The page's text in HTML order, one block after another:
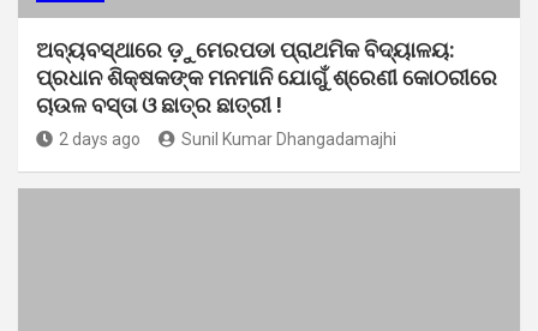
ଅବ୍ୟବସ୍ଥାରେ ଡ଼ୁମେରପଡା ପ୍ରାଥମିକ ବିଦ୍ୟାଳୟ:
ପ୍ରଧାନ ଶିକ୍ଷକଙ୍କ ମନମାନି ଯୋଗୁଁ ଶ୍ରେଣୀ କୋଠରୀରେ
ଚାଉଳ ବସ୍ତା ଓ ଛାତ୍ର ଛାତ୍ରୀ !
2 days ago Sunil Kumar Dhangadamajhi